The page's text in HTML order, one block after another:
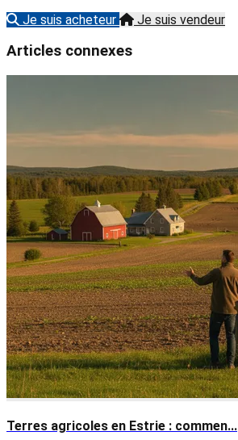
Je suis acheteur
Je suis vendeur
Articles connexes
Terres agricoles en Estrie : commen...